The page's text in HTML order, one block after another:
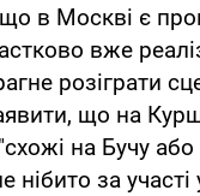
в Москві є
вже
розіграти
що на
на Бучу або
нібито за участі